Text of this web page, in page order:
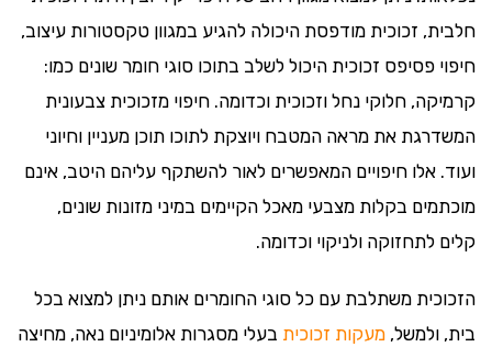
חלבית, זכוכית מודפסת היכולה להגיע במגוון טקסטורות עיצוב,
חיפוי פסיפס זכוכית היכול לשלב בתוכו סוגי חומר שונים כמו:
קרמיקה, חלוקי נחל וזכוכית וכדומה. חיפוי מזכוכית צבעונית
המשדרגת את מראה המטבח ויוצקת לתוכו תוכן מעניין וחיוני
ועוד. אלו חיפויים המאפשרים לאור להשתקף עליהם היטב, אינם
מוכתמים בקלות מצבעי מאכל הקיימים במיני מזונות שונים,
קלים לתחזוקה ולניקוי וכדומה.
הזכוכית משתלבת עם כל סוגי החומרים אותם ניתן למצוא בכל
בית, ולמשל, מעקות זכוכית בעלי מסגרות אלומיניום נאה, מחיצה